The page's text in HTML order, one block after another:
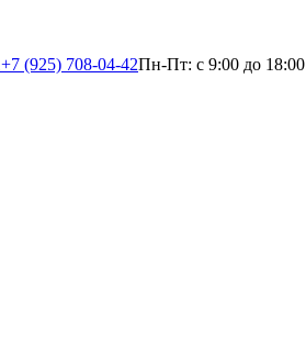
+7 (925) 708-04-42Пн-Пт: с 9:00 до 18:00